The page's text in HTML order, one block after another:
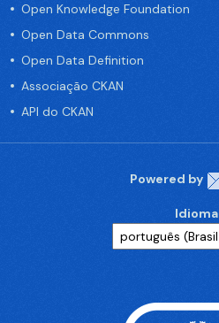
Open Knowledge Foundation
Open Data Commons
Open Data Definition
Associação CKAN
API do CKAN
Powered by
Idioma